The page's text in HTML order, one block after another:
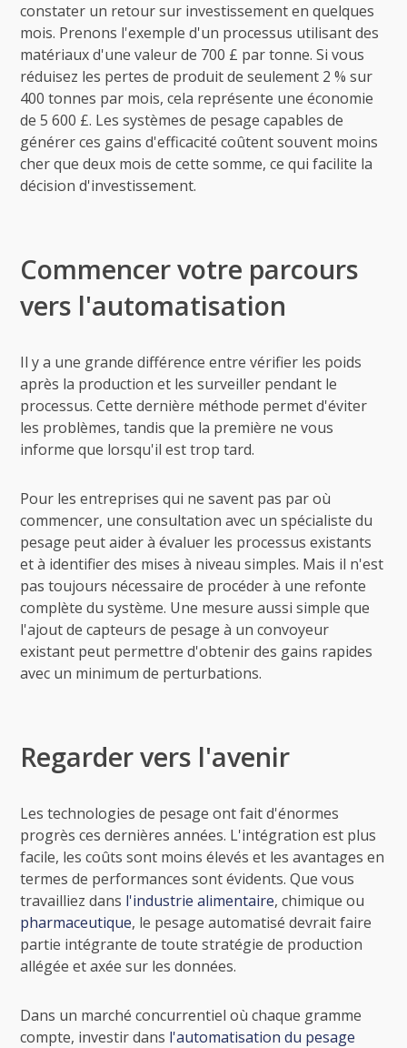
constater un retour sur investissement en quelques
mois. Prenons l'exemple d'un processus utilisant des
matériaux d'une valeur de 700 £ par tonne. Si vous
réduisez les pertes de produit de seulement 2 % sur
400 tonnes par mois, cela représente une économie
de 5 600 £. Les systèmes de pesage capables de
générer ces gains d'efficacité coûtent souvent moins
cher que deux mois de cette somme, ce qui facilite la
décision d'investissement.
Commencer votre parcours
vers l'automatisation
Il y a une grande différence entre vérifier les poids
après la production et les surveiller pendant le
processus. Cette dernière méthode permet d'éviter
les problèmes, tandis que la première ne vous
informe que lorsqu'il est trop tard.
Pour les entreprises qui ne savent pas par où
commencer, une consultation avec un spécialiste du
pesage peut aider à évaluer les processus existants
et à identifier des mises à niveau simples. Mais il n'est
pas toujours nécessaire de procéder à une refonte
complète du système. Une mesure aussi simple que
l'ajout de capteurs de pesage à un convoyeur
existant peut permettre d'obtenir des gains rapides
avec un minimum de perturbations.
Regarder vers l'avenir
Les technologies de pesage ont fait d'énormes
progrès ces dernières années. L'intégration est plus
facile, les coûts sont moins élevés et les avantages en
termes de performances sont évidents. Que vous
travailliez dans l'industrie alimentaire, chimique ou
pharmaceutique, le pesage automatisé devrait faire
partie intégrante de toute stratégie de production
allégée et axée sur les données.
Dans un marché concurrentiel où chaque gramme
compte, investir dans l'automatisation du pesage